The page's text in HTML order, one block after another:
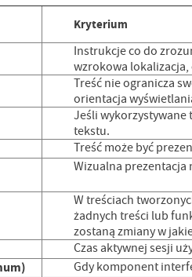
Kryterium
Instrukcje co do
wzrokowa
Treść nie ogranicza
orientacja
Jeśli wykorzystywane
tekstu.
Treść może być
Wizualna prezentacja
W treściach
żadnych treści lub
zostaną zmiany w
Czas aktywnej sesji
Gdy komponent